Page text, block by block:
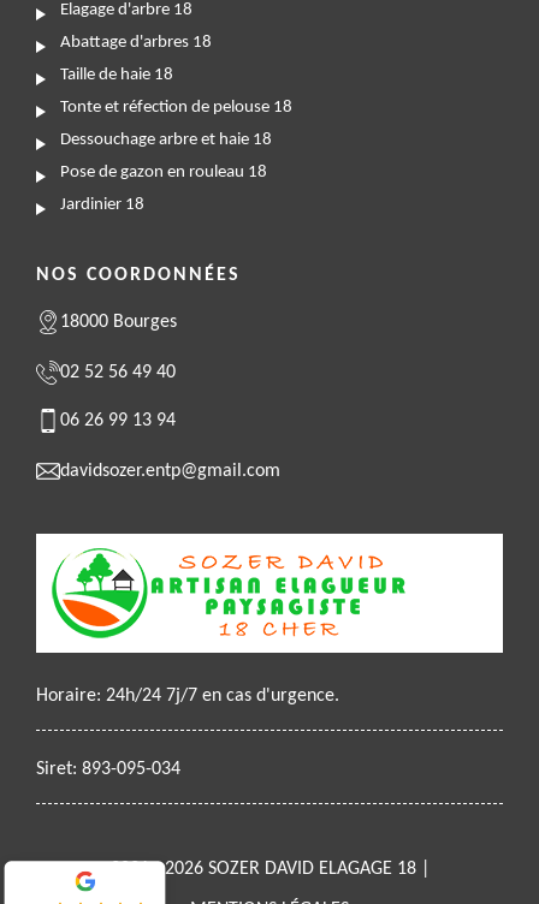
Elagage d'arbre 18
Abattage d'arbres 18
Taille de haie 18
Tonte et réfection de pelouse 18
Dessouchage arbre et haie 18
Pose de gazon en rouleau 18
Jardinier 18
NOS COORDONNÉES
18000 Bourges
02 52 56 49 40
06 26 99 13 94
davidsozer.entp@gmail.com
Horaire: 24h/24 7j/7 en cas d'urgence.
Siret: 893-095-034
2021 - 2026 SOZER DAVID ELAGAGE 18 |